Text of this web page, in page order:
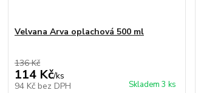
Velvana Arva oplachová 500 ml
136 Kč
114 Kč/ks
94 Kč bez DPH Skladem 3 ks